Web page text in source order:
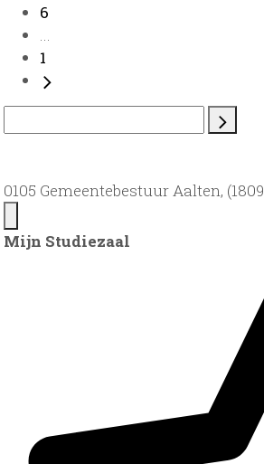
6
...
1
0105 Gemeentebestuur Aalten,
Mijn Studiezaal